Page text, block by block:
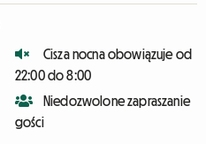
Cisza nocna obowiązuje od
22:00 do 8:00
Niedozwolone zapraszanie
gości